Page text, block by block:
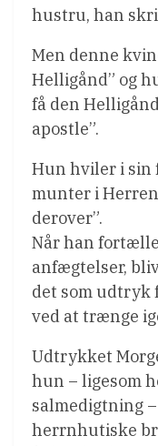
hustru, han
Men denne
Helligånd” og
få den
apostle”.
Hun hviler i sin
munter i
derover”.
Når han
anfægtelser,
det som udtryk
ved at trænge
Udtrykket
hun – ligesom
salmedigtning
herrnhutiske